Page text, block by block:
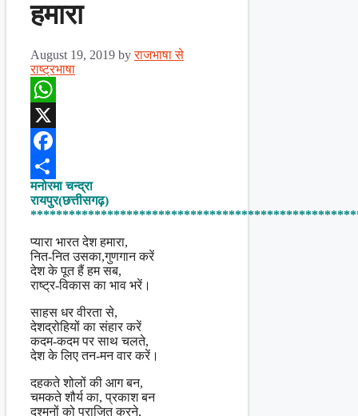
हमारा
August 19, 2019 byराजभाषा से
राष्ट्रभाषा
WhatsApp
X
Facebook
Share
मनोरमा चन्द्रा
रायपुर(छत्तीसगढ़)
प्यारा भारत देश हमारा,
नित-नित उसका,गुणगान करें
देश के पूत हैं हम सब,
राष्ट्र-विकास का भाव भरें।
साहस धर वीरता से,
देशद्रोहियों का संहार करें
कदम-कदम पर साथ चलते,
देश के लिए तन-मन वार करें।
दहकते शोलों की आग बन,
चमकते शौर्य का, प्रकाश बन
दुश्मनों को पराजित करने,